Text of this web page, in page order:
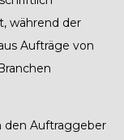
während der
Aufträge von
den Auftraggeber